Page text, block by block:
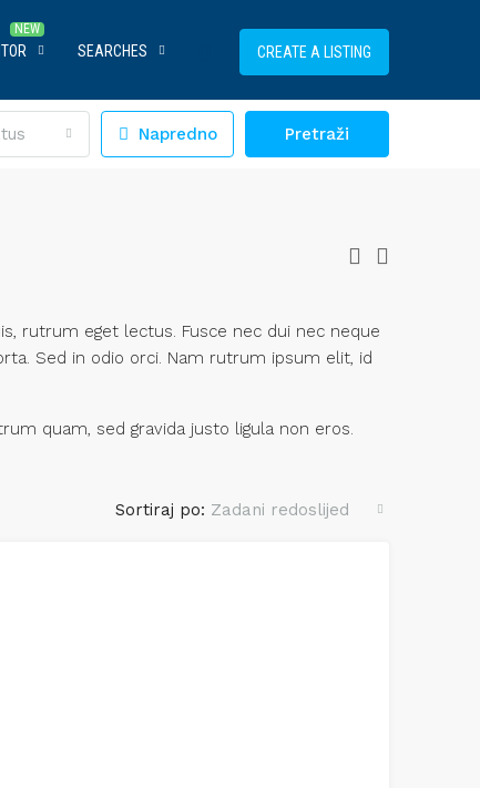
SEARCHES CREATE A LISTING
Napredno Pretraži
rutrum eget lectus. Fusce nec dui nec neque
Sed in odio orci. Nam rutrum ipsum elit, id
quam, sed gravida justo ligula non eros.
Sortiraj po: Zadani redoslijed